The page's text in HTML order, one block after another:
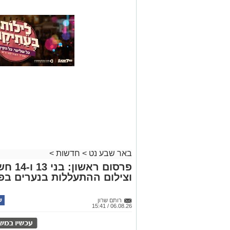
באר שבע נט > חדשות >
וצילום ההתעללות בנערים
רותם שרון
06.08.26 / 15:41